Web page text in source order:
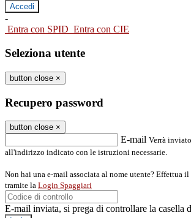
-
Entra con SPID Entra con CIE
Seleziona utente
button close ×
Recupero password
button close ×
E-mail Verrà
all'indirizzo indicato con le istruzioni necessarie.
Non hai una e-mail associata al nome utente? Effettua il
tramite la Login Spaggiari
E-mail inviata, si prega di controllare la casella